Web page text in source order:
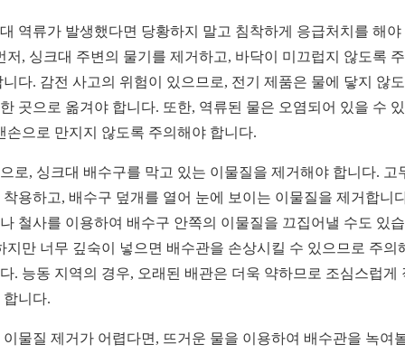
역류가 발생했다면 당황하지 말고 침착하게 응급처치를 해야
저, 싱크대 주변의 물기를 제거하고, 바닥이 미끄럽지 않도록
니다. 감전 사고의 위험이 있으므로, 전기 제품은 물에 닿지 않
곳으로 옮겨야 합니다. 또한, 역류된 물은 오염되어 있을 수
손으로 만지지 않도록 주의해야 합니다.
로, 싱크대 배수구를 막고 있는 이물질을 제거해야 합니다. 고
착용하고, 배수구 덮개를 열어 눈에 보이는 이물질을 제거합니
철사를 이용하여 배수구 안쪽의 이물질을 끄집어낼 수도 있
지만 너무 깊숙이 넣으면 배수관을 손상시킬 수 있으므로 주의
. 능동 지역의 경우, 오래된 배관은 더욱 약하므로 조심스럽게
합니다.
이물질 제거가 어렵다면, 뜨거운 물을 이용하여 배수관을 녹여